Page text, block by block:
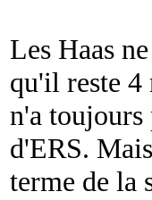
Les Haas
qu'il reste 4
n'a toujours
d'ERS.
terme de la